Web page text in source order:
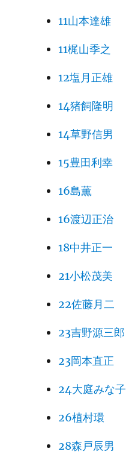
11山本達雄
11梶山季之
12塩月正雄
14猪飼隆明
14草野信男
15豊田利幸
16島薫
16渡辺正治
18中井正一
21小松茂美
22佐藤月二
23吉野源三郎
23岡本直正
24大庭みな子
26植村環
28森戸辰男